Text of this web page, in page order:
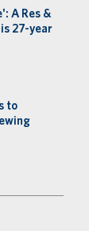
A Res &
27-year
to